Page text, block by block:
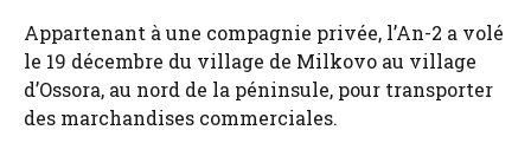
Appartenant à une compagnie privée, l’An-2 a volé
le 19 décembre du village de Milkovo au village
d’Ossora, au nord de la péninsule, pour transporter
des marchandises commerciales.